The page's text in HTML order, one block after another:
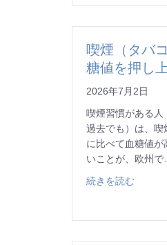
喫煙（タバ
糖値を押し
2026年7月2日
喫煙習慣がある人
過去でも）は、喫
に比べて血糖値が
いことが、欧州で…
続きを読む